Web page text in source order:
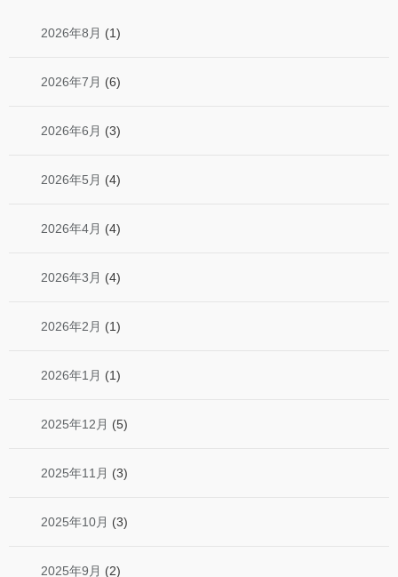
2026年8月 (1)
2026年7月 (6)
2026年6月 (3)
2026年5月 (4)
2026年4月 (4)
2026年3月 (4)
2026年2月 (1)
2026年1月 (1)
2025年12月 (5)
2025年11月 (3)
2025年10月 (3)
2025年9月 (2)